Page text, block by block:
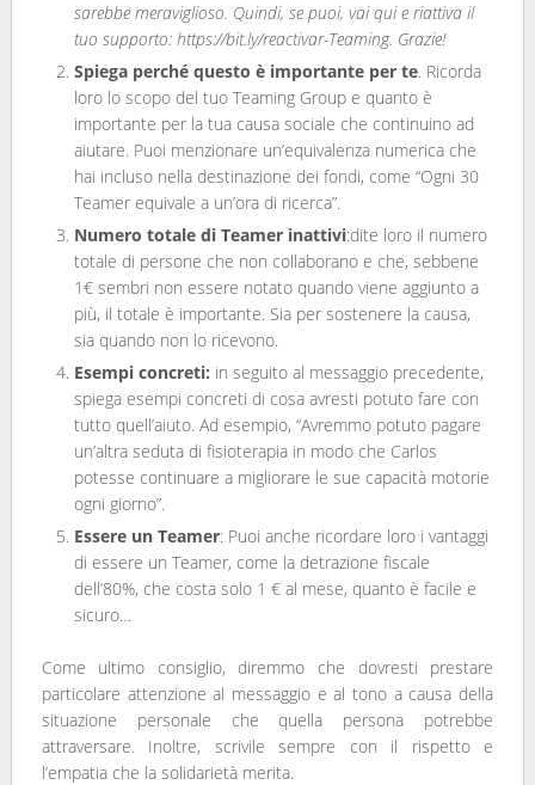
sarebbe meraviglioso. Quindi, se puoi, vai qui e riattiva il
tuo supporto: https://bit.ly/reactivar-Teaming. Grazie!
Spiega perché questo è importante per te. Ricorda
loro lo scopo del tuo Teaming Group e quanto è
importante per la tua causa sociale che continuino ad
aiutare. Puoi menzionare un’equivalenza numerica che
hai incluso nella destinazione dei fondi, come “Ogni 30
Teamer equivale a un’ora di ricerca”.
Numero totale di Teamer inattivi:dite loro il numero
totale di persone che non collaborano e che, sebbene
1€ sembri non essere notato quando viene aggiunto a
più, il totale è importante. Sia per sostenere la causa,
sia quando non lo ricevono.
Esempi concreti: in seguito al messaggio precedente,
spiega esempi concreti di cosa avresti potuto fare con
tutto quell’aiuto. Ad esempio, “Avremmo potuto pagare
un’altra seduta di fisioterapia in modo che Carlos
potesse continuare a migliorare le sue capacità motorie
ogni giorno”.
Essere un Teamer: Puoi anche ricordare loro i vantaggi
di essere un Teamer, come la detrazione fiscale
dell’80%, che costa solo 1 € al mese, quanto è facile e
sicuro…
Come ultimo consiglio, diremmo che dovresti prestare
particolare attenzione al messaggio e al tono a causa della
situazione personale che quella persona potrebbe
attraversare. Inoltre, scrivile sempre con il rispetto e
l’empatia che la solidarietà merita.